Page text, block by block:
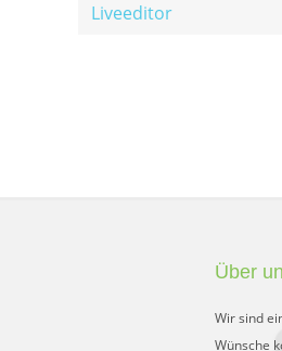
Liveeditor
Über
Wir sind
Wünsche